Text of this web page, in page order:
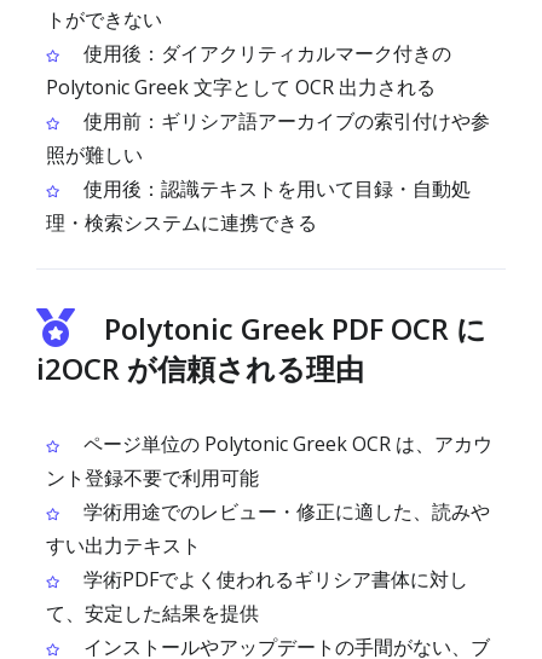
トができない
使用後：ダイアクリティカルマーク付きの
Polytonic Greek 文字として OCR 出力される
使用前：ギリシア語アーカイブの索引付けや参
照が難しい
使用後：認識テキストを用いて目録・自動処
理・検索システムに連携できる
Polytonic Greek PDF OCR に
i2OCR が信頼される理由
ページ単位の Polytonic Greek OCR は、アカウ
ント登録不要で利用可能
学術用途でのレビュー・修正に適した、読みや
すい出力テキスト
学術PDFでよく使われるギリシア書体に対し
て、安定した結果を提供
インストールやアップデートの手間がない、ブ